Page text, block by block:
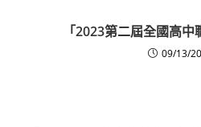
「2023第二屆全國高中
09/13/